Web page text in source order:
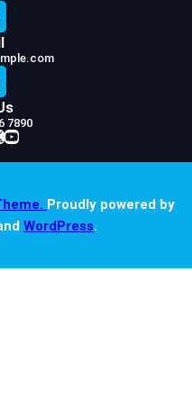
7890
YouTube
Proudly powered by
WordPress.